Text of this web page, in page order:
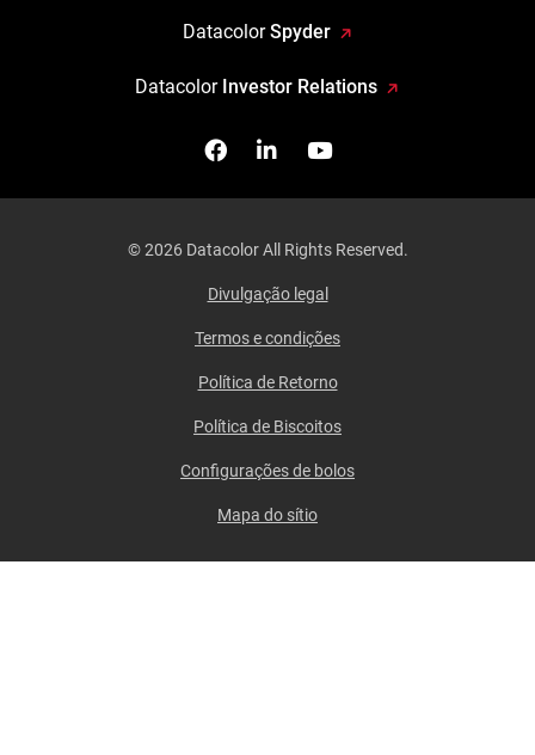
DatacolorSpyder
Datacolor Investor Relations
FacebookSiga-nos no Linkedin
Assista-nos no
© 2026 Datacolor All Rights Reserved.
Divulgação legal
Termos e condições
Política de Retorno
Política de Biscoitos
Configurações de bolos
Mapa do sítio